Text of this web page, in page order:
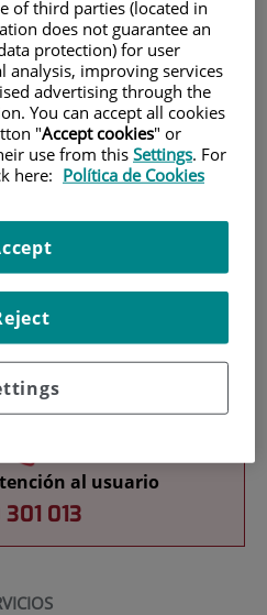
al usuario
013
of third parties (located in
does not guarantee an
protection) for user
analysis, improving services
advertising through the
You can accept all cookies
"Accept cookies" or
use from this Settings. For
here: Política de Cookies